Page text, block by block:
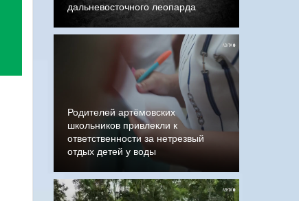
дальневосточного леопарда
Родителей артёмовских
школьников привлекли к
ответственности за нетрезвый
отдых детей у воды